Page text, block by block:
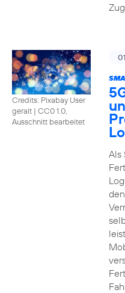
Credits: Pixabay User
geralt | CC0 1.0,
Ausschnitt bearbeitet
Als